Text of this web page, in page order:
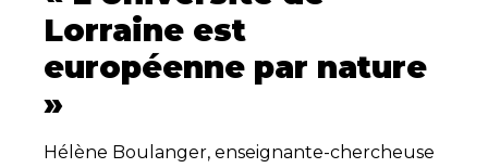
Lorraine est
européenne par nature
»
Hélène Boulanger, enseignante-chercheuse